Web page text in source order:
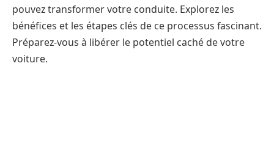
pouvez transformer votre conduite. Explorez les
bénéfices et les étapes clés de ce processus fascinant.
Préparez-vous à libérer le potentiel caché de votre
voiture.